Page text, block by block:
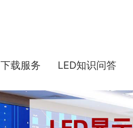
下载服务 LED知识问答